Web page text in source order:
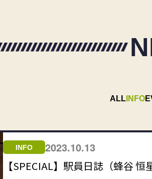
ALL INFO
INFO
2023.10.13
【SPECIAL】駅員日誌（蜂谷 恒